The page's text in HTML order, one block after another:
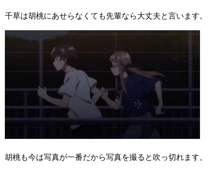
千草は胡桃にあせらなくても先輩なら大丈夫と言います。
胡桃も今は写真が一番だから写真を撮ると吹っ切れます。